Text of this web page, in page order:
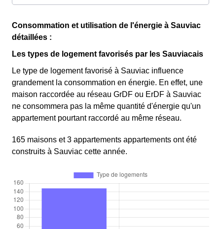
Consommation et utilisation de l'énergie à Sauviac
détaillées :
Les types de logement favorisés par les Sauviacais
Le type de logement favorisé à Sauviac influence
grandement la consommation en énergie. En effet, une
maison raccordée au réseau GrDF ou ErDF à Sauviac
ne consommera pas la même quantité d'énergie qu'un
appartement pourtant raccordé au même réseau.
165 maisons et 3 appartements appartements ont été
construits à Sauviac cette année.